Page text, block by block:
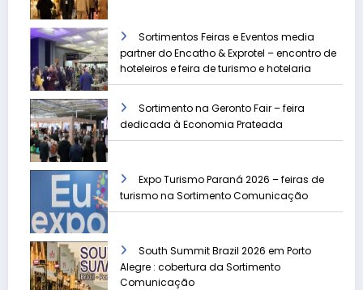
Sortimentos Feiras e Eventos media
partner do Encatho & Exprotel – encontro de
hoteleiros e feira de turismo e hotelaria
Sortimento na Geronto Fair – feira
dedicada à Economia Prateada
Expo Turismo Paraná 2026 – feiras de
turismo na Sortimento Comunicação
South Summit Brazil 2026 em Porto
Alegre : cobertura da Sortimento
Comunicação